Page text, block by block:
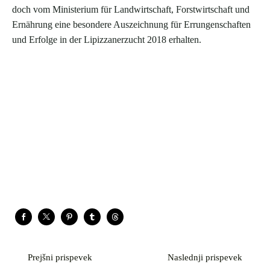
doch vom Ministerium für Landwirtschaft, Forstwirtschaft und
Ernährung eine besondere Auszeichnung für Errungenschaften
und Erfolge in der Lipizzanerzucht 2018 erhalten.
Prejšni prispevek Naslednji prispevek